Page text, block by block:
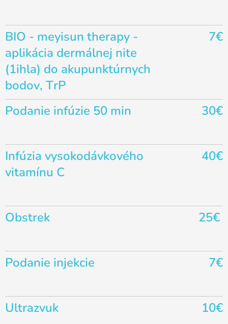
BIO - meyisun therapy -
aplikácia dermálnej nite
(1ihla) do akupunktúrnych
bodov, TrP
7€
Podanie infúzie 50 min 30€
Infúzia vysokodávkového
vitamínu C
40€
Obstrek 25€
Podanie injekcie 7€
Ultrazvuk 10€